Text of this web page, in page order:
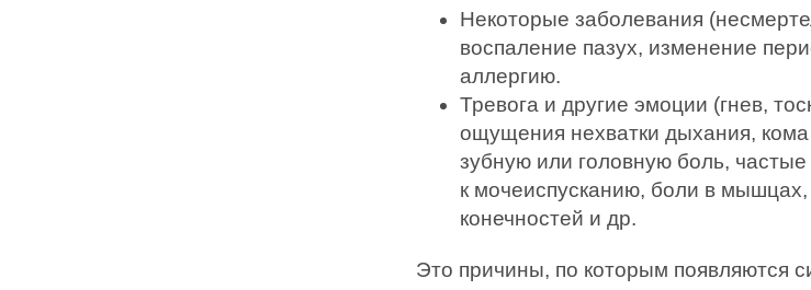
Некоторые заболевания
воспаление пазух, изменение
аллергию.
Тревога и другие эмоции (гнев,
ощущения нехватки дыхания, кома
зубную или головную боль,
к мочеиспусканию, боли в
конечностей и др.
Это причины, по которым появляются